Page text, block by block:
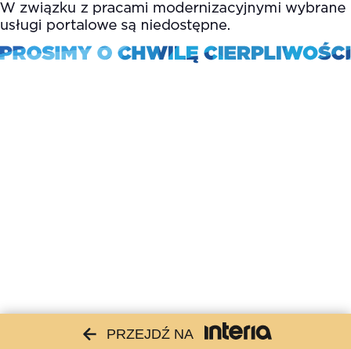
PRZEJDŹ NA